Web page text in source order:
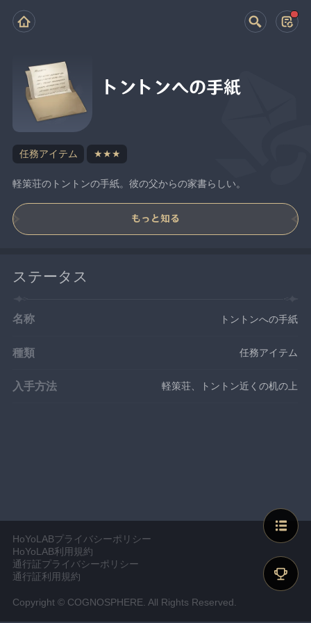
トントンへの手紙
任務アイテム ★★★
軽策荘のトントンの手紙。彼の父からの家書らしい。
もっと知る
ステータス
名称 トントンへの手紙
種類 任務アイテム
入手方法 軽策荘、トントン近くの机の上
HoYoLABプライバシーポリシー
HoYoLAB利用規約
通行証プライバシーポリシー
通行証利用規約
Copyright © COGNOSPHERE. All Rights Reserved.